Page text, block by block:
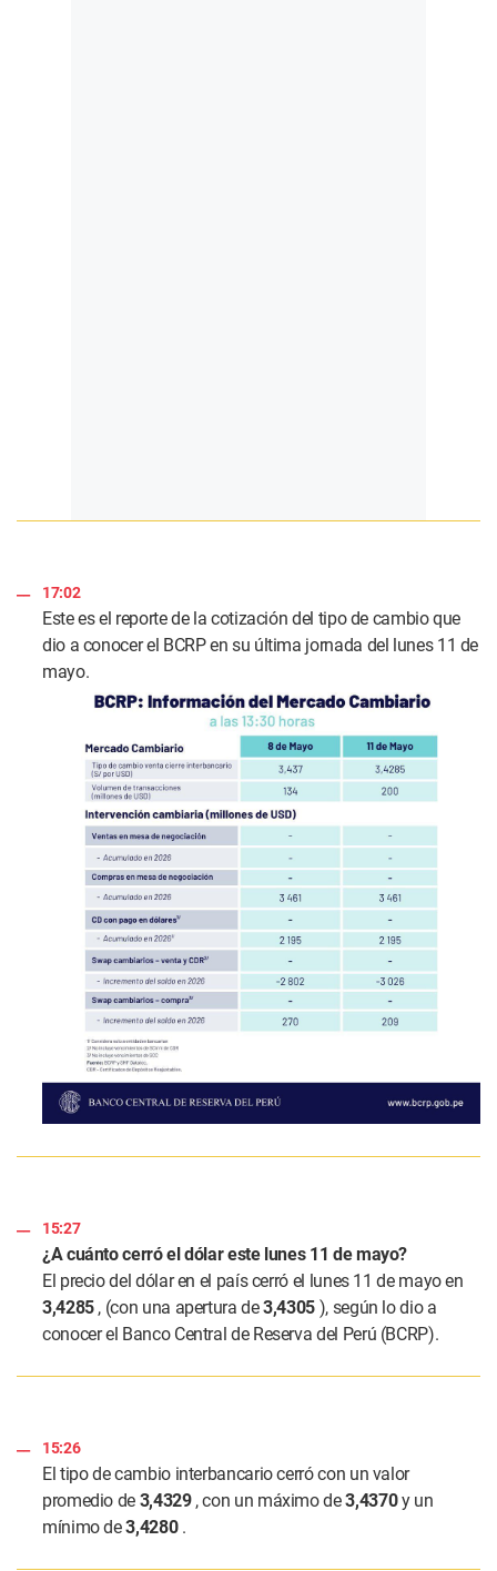
17:02
Este es el reporte de la cotización del tipo de cambio que
dio a conocer el BCRP en su última jornada del lunes 11 de
mayo.
15:27
¿A cuánto cerró el dólar este lunes 11 de mayo?
El precio del dólar en el país cerró el lunes 11 de mayo en
3,4285, (con una apertura de3,4305 ), según lo dio a
conocer el Banco Central de Reserva del Perú (BCRP).
15:26
El tipo de cambio interbancario cerró con un valor
promedio de 3,4329, con un máximo de3,4370y un
mínimo de3,4280.